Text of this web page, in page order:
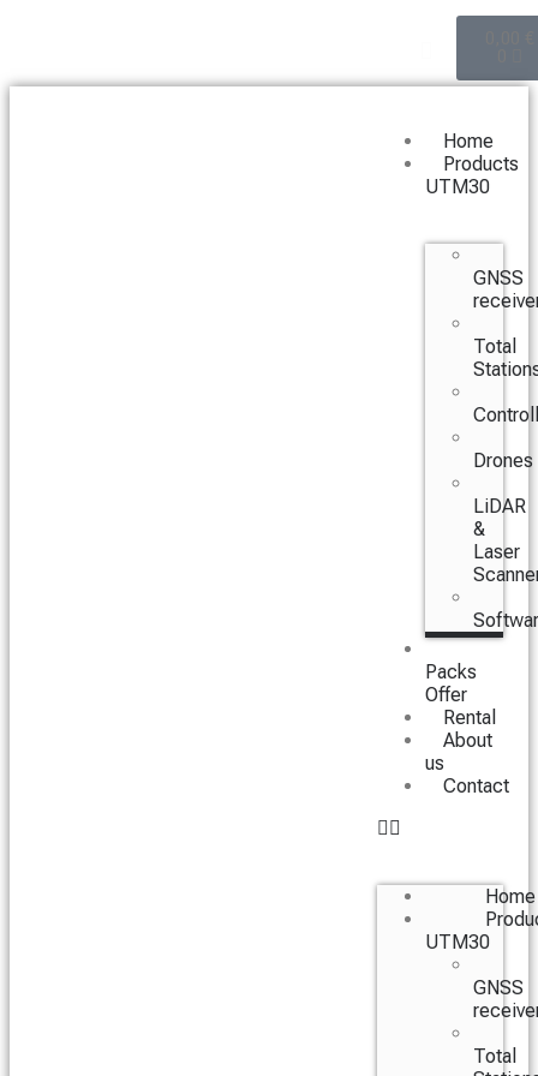
Home
Products
UTM30
GNSS
Total
Drones
LiDAR
&
Laser
Packs
Offer
Rental
About
us
Contact
Home
UTM30
GNSS
Total